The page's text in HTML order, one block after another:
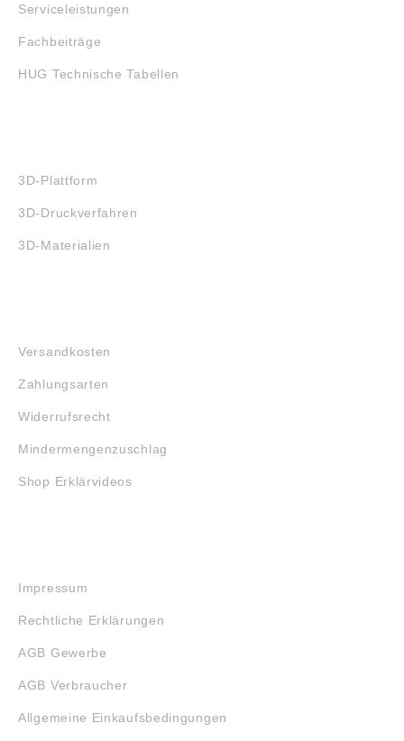
Serviceleistungen
Fachbeiträge
HUG Technische Tabellen
3D-Plattform
3D-Druckverfahren
3D-Materialien
Versandkosten
Zahlungsarten
Widerrufsrecht
Mindermengenzuschlag
Shop Erklärvideos
Impressum
Rechtliche Erklärungen
AGB Gewerbe
AGB Verbraucher
Allgemeine Einkaufsbedingungen